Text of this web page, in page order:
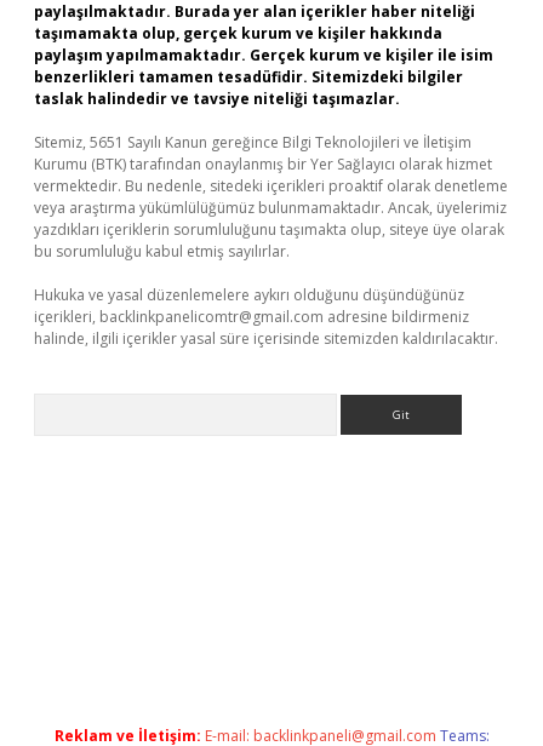
paylaşılmaktadır. Burada yer alan içerikler haber niteliği
taşımamakta olup, gerçek kurum ve kişiler hakkında
paylaşım yapılmamaktadır. Gerçek kurum ve kişiler ile isim
benzerlikleri tamamen tesadüfidir. Sitemizdeki bilgiler
taslak halindedir ve tavsiye niteliği taşımazlar.
Sitemiz, 5651 Sayılı Kanun gereğince Bilgi Teknolojileri ve İletişim
Kurumu (BTK) tarafından onaylanmış bir Yer Sağlayıcı olarak hizmet
vermektedir. Bu nedenle, sitedeki içerikleri proaktif olarak denetleme
veya araştırma yükümlülüğümüz bulunmamaktadır. Ancak, üyelerimiz
yazdıkları içeriklerin sorumluluğunu taşımakta olup, siteye üye olarak
bu sorumluluğu kabul etmiş sayılırlar.
Hukuka ve yasal düzenlemelere aykırı olduğunu düşündüğünüz
içerikleri, backlinkpanelicomtr@gmail.com adresine bildirmeniz
halinde, ilgili içerikler yasal süre içerisinde sitemizden kaldırılacaktır.
Reklam ve İletişim: E-mail: backlinkpaneli@gmail.com Teams: